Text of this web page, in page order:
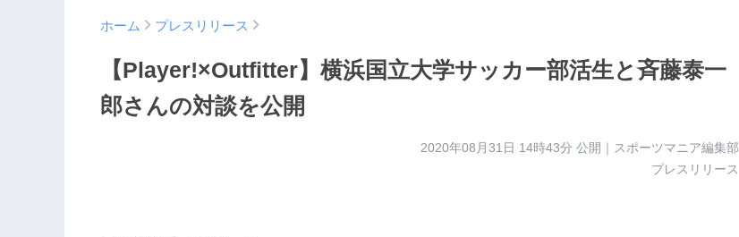
ホーム プレスリリース
【Player!×Outfitter】横浜国立大学サッカー部活生と斉藤泰一
郎さんの対談を公開
2020年08月31日 14時43分 公開｜スポーツマニア編集部
プレスリリース